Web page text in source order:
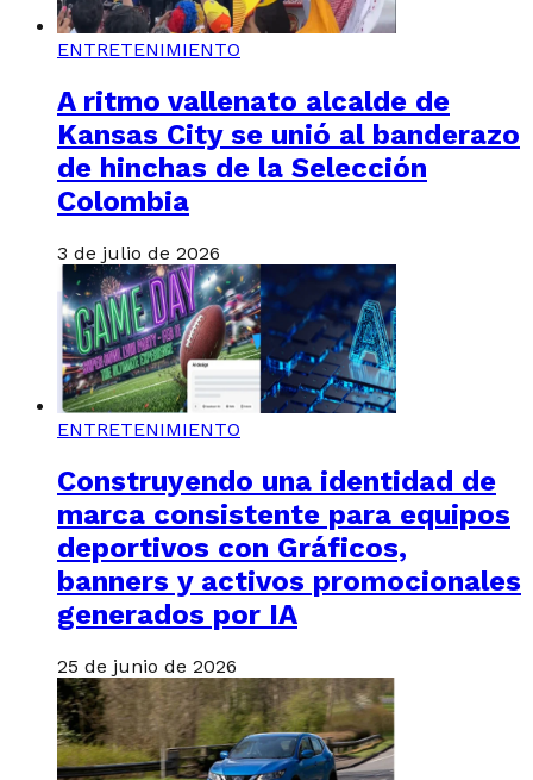
ENTRETENIMIENTO
A ritmo vallenato alcalde de
Kansas City se unió al banderazo
de hinchas de la Selección
Colombia
3 de julio de 2026
ENTRETENIMIENTO
Construyendo una identidad de
marca consistente para equipos
deportivos con Gráficos,
banners y activos promocionales
generados por IA
25 de junio de 2026